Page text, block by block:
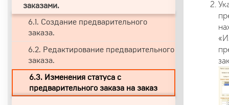
заказами.
6.1. Создание предварительного
заказа.
6.2. Редактирование предварительного
заказа.
6.3. Изменения статуса с
предварительного заказа на заказ